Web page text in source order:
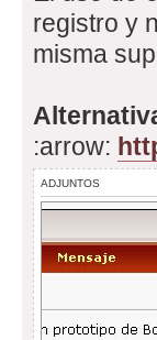
registro y
misma
:arrow:
ADJUNTOS